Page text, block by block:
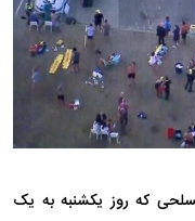
که روز یکشنبه به یک